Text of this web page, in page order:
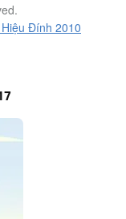
Đính 2010